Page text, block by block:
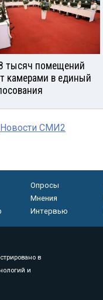
тысяч помещений
камерами в единый
Новости СМИ2
Опросы
Мнения
Интервью
в
и